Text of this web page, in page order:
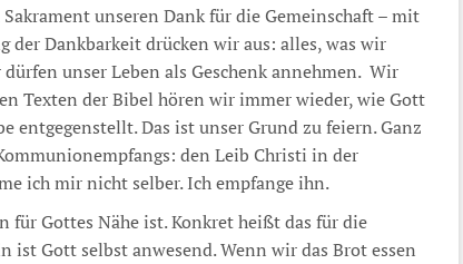
unseren Dank für die Gemeinschaft – mit
der Dankbarkeit drücken wir aus: alles, was wir
unser Leben als Geschenk annehmen. Wir
Texten der Bibel hören wir immer wieder, wie Gott
entgegenstellt. Das ist unser Grund zu feiern. Ganz
den Leib Christi in der
ich mir nicht selber. Ich empfange ihn.
für Gottes Nähe ist. Konkret heißt das für die
ist Gott selbst anwesend. Wenn wir das Brot essen